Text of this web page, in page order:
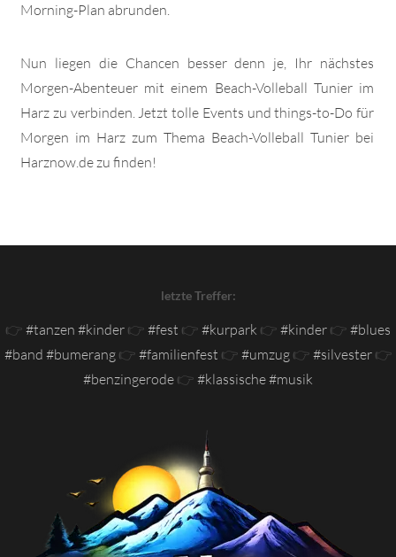
Morning-Plan abrunden.
Nun liegen die Chancen besser denn je, Ihr nächstes
Morgen-Abenteuer mit einem Beach-Volleball Tunier im
Harz zu verbinden. Jetzt tolle Events und things-to-Do für
Morgen im Harz zum Thema Beach-Volleball Tunier bei
Harznow.de zu finden!
letzte Treffer:
👉 #tanzen #kinder 👉 #fest 👉 #kurpark 👉 #kinder 👉 #blues
#band #bumerang👉 #familienfest 👉 #umzug👉 #silvester👉
#benzingerode 👉 #klassische #musik